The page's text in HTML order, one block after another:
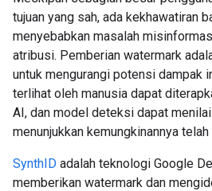
tujuan yang sah, ada kekhawatiran
menyebabkan masalah
atribusi. Pemberian watermark
untuk mengurangi potensi dampak
terlihat oleh manusia dapat
AI, dan model deteksi dapat
menunjukkan kemungkinannya
SynthID adalah teknologi Google
memberikan watermark dan